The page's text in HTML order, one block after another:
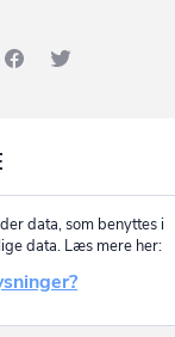
data, som benyttes i
data. Læs mere her: